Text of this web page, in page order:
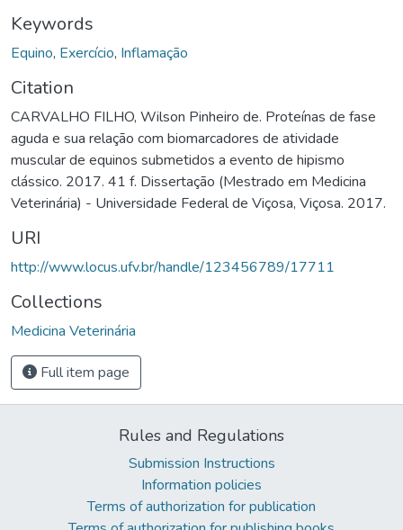
Keywords
Equino, Exercício, Inflamação
Citation
CARVALHO FILHO, Wilson Pinheiro de. Proteínas de fase
aguda e sua relação com biomarcadores de atividade
muscular de equinos submetidos a evento de hipismo
clássico. 2017. 41 f. Dissertação (Mestrado em Medicina
Veterinária) - Universidade Federal de Viçosa, Viçosa. 2017.
URI
http://www.locus.ufv.br/handle/123456789/17711
Collections
Medicina Veterinária
Full item page
Rules and Regulations
Submission Instructions
Information policies
Terms of authorization for publication